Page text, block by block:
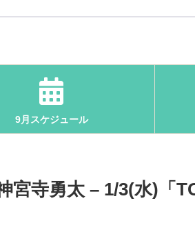
9月スケジュール
宮寺勇太 – 1/3(水)「